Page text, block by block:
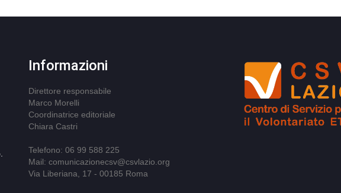
Informazioni
Direttore responsabile
Marco Morelli
Coordinatrice editoriale
Chiara Castri
Telefono: 06 99 588 225
Mail: comunicazionecsv@csvlazio.org
Via Liberiana, 17 - 00185 Roma